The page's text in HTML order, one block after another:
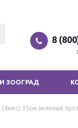
8
ЗООГРАД
35см зеленый